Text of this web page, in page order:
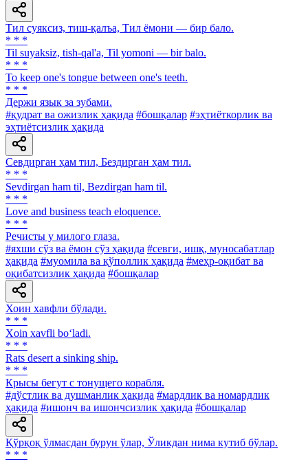
Тил суяксиз, тиш-қалъа, Тил ёмони — бир бало.
* * *
Til suyaksiz, tish-qal'a, Til yomoni — bir balo.
* * *
To keep one's tongue between one's teeth.
* * *
Держи язык за зубами.
#қудрат ва ожизлик ҳақида #бошқалар #эҳтиёткорлик ва
эҳтиётсизлик ҳақида
Севдирган ҳам тил, Бездирган ҳам тил.
* * *
Sevdirgan ham til, Bezdirgan ham til.
* * *
Love and business teach eloquence.
* * *
Речисты у милого глаза.
#яхши сўз ва ёмон сўз ҳақида #севги, ишқ, муносабатлар
ҳақида #муомила ва қўполлик ҳақида #меҳр-оқибат ва
оқибатсизлик ҳақида #бошқалар
Хоин хавфли бўлади.
* * *
Xoin xavfli bo‘ladi.
* * *
Rats desert a sinking ship.
* * *
Крысы бегут с тонущего корабля.
#дўстлик ва душманлик ҳақида #мардлик ва номардлик
ҳақида #ишонч ва ишончсизлик ҳақида #бошқалар
Қўрқоқ ўлмасдан бурун ўлар, Ўликдан нима кутиб бўлар.
* * *